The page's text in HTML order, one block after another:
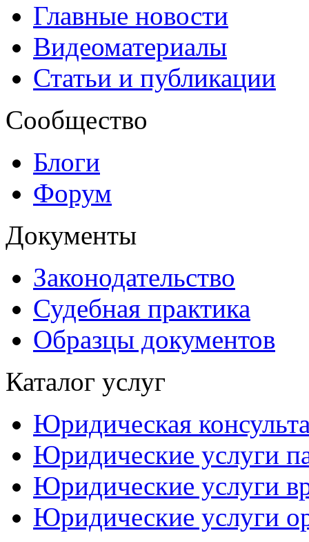
Главные новости
Видеоматериалы
Статьи и публикации
Сообщество
Блоги
Форум
Документы
Законодательство
Судебная практика
Образцы документов
Каталог услуг
Юридическая
Юридические услуги
Юридические услуги
Юридические услуги